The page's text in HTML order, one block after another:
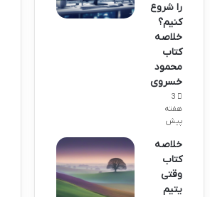
را شروع
کنیم؟
خلاصه
کتاب
محمود
خسروی
3
هفته
پیش
خلاصه
کتاب
وقتی
یتیم